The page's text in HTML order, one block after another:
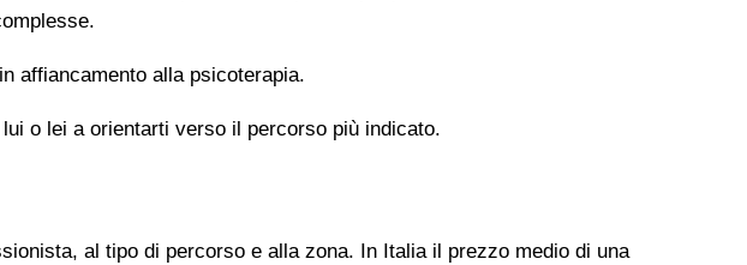
affiancamento alla psicoterapia.
o lei a orientarti verso il percorso più indicato.
al tipo di percorso e alla zona. In Italia il prezzo medio di una